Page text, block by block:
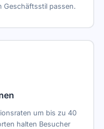
Geschäftsstil passen.
um bis zu 40
halten Besucher